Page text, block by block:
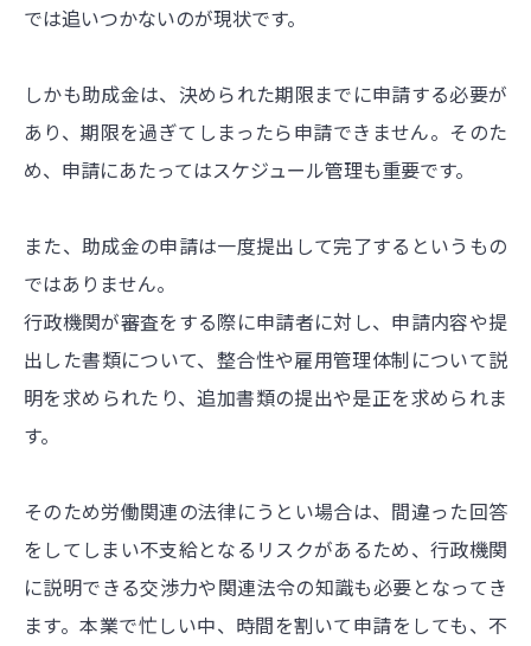
では追いつかないのが現状です。
しかも助成金は、決められた期限までに申請する必要が
あり、期限を過ぎてしまったら申請できません。そのた
め、申請にあたってはスケジュール管理も重要です。
また、助成金の申請は一度提出して完了するというもの
ではありません。
行政機関が審査をする際に申請者に対し、申請内容や提
出した書類について、整合性や雇用管理体制について説
明を求められたり、追加書類の提出や是正を求められま
す。
そのため労働関連の法律にうとい場合は、間違った回答
をしてしまい不支給となるリスクがあるため、行政機関
に説明できる交渉力や関連法令の知識も必要となってき
ます。本業で忙しい中、時間を割いて申請をしても、不